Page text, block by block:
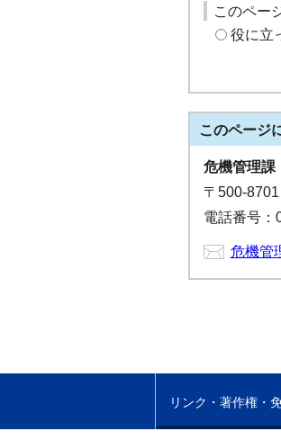
このペー
役に立
このページ
危機管理課
〒500-
電話番号：
危機管
リンク・著作権・